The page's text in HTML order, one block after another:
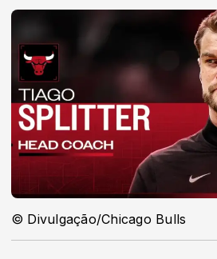
© Divulgação/Chicago Bulls